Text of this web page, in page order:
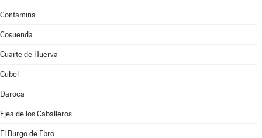
Contamina
Cosuenda
Cuarte de Huerva
Cubel
Daroca
Ejea de los Caballeros
El Burgo de Ebro